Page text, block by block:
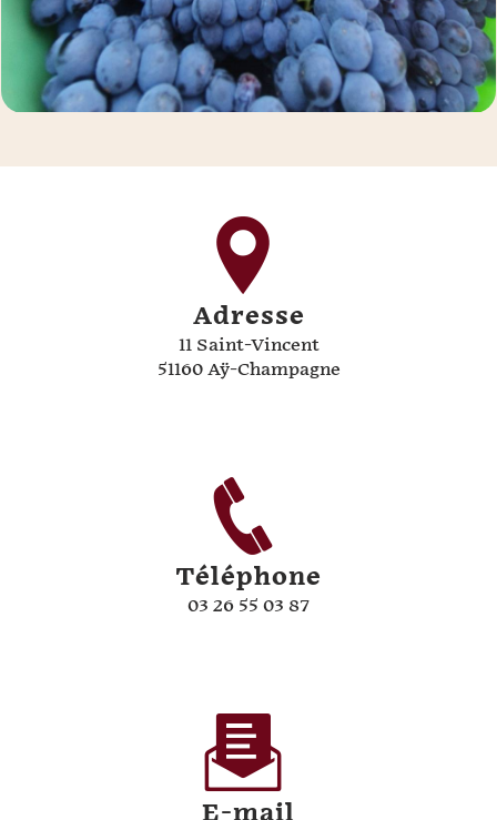
Adresse
11 Saint-Vincent
51160 Aÿ-Champagne
Téléphone
03 26 55 03 87
E-mail